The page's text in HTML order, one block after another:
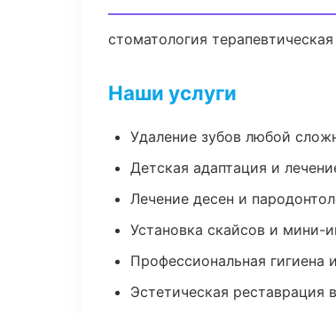
стоматология
Наши услуги
Удаление зубов любой
Детская адаптация и
Лечение десен и
Установка скайсов и мини-
Профессиональная гигиена
Эстетическая реставрация